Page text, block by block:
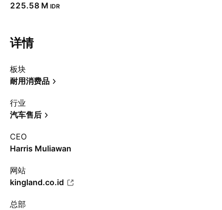
‪225.58 M‬ IDR
详情
板块
耐用消费品
行业
汽车售后
CEO
Harris Muliawan
网站
kingland.co.id
总部